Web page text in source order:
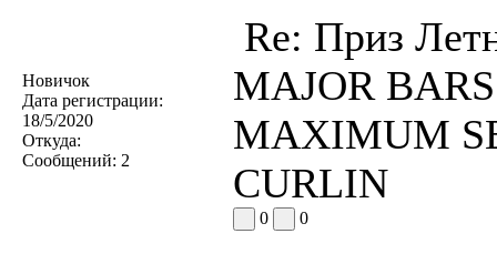
Новичок
Дата регистрации:
18/5/2020
Откуда:
Сообщений: 2
Re: Приз
MAJOR
MAXIMUM
CURLIN
0 0